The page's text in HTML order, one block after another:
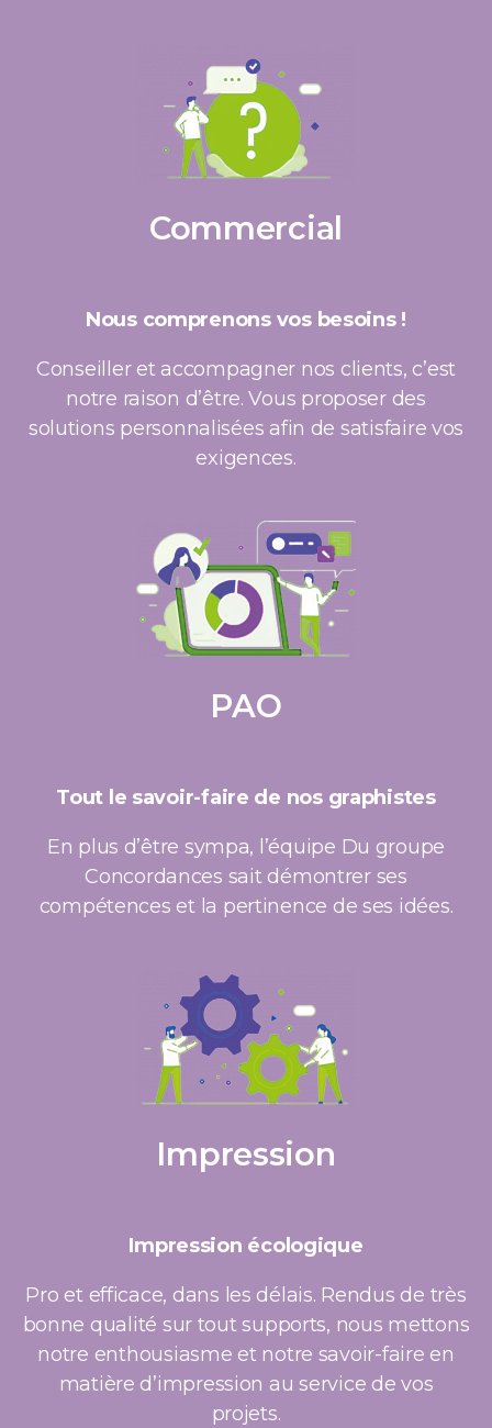
Commercial
Nous comprenons vos besoins !
Conseiller et accompagner nos clients, c’est
notre raison d’être. Vous proposer des
solutions personnalisées afin de satisfaire vos
exigences.
PAO
Tout le savoir-faire de nos graphistes
En plus d’être sympa, l’équipe Du groupe
Concordances sait démontrer ses
compétences et la pertinence de ses idées.
Impression
Impression écologique
Pro et efficace, dans les délais. Rendus de très
bonne qualité sur tout supports, nous mettons
notre enthousiasme et notre savoir-faire en
matière d’impression au service de vos
projets.